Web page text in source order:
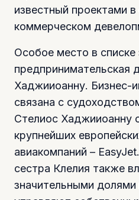
известный проектами
коммерческом
Особое место в списке
предпринимательская
Хаджииоанну. Бизнес-
связана с
Стелиос Хаджииоанну
крупнейших
авиакомпаний –
сестра Клелия также
значительными долями